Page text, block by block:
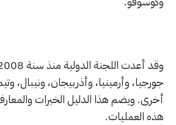
جورجيا، وأرمينيا، وأذربيجان، ونيبال،
أخرى. ويضم هذا الدليل الخبرات
هذه العمليات.